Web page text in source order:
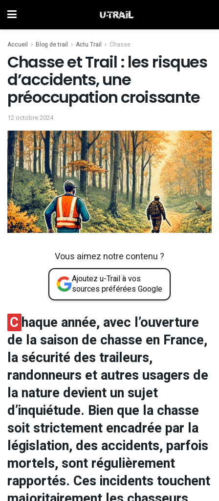
Accueil Blog de trail Actu Trail Chasse
Chasse et Trail : les risques
d’accidents, une
préoccupation croissante
12 octobre 2024
Vous aimez notre contenu ?
Ajoutez u-Trail à vos
sources préférées Google
C haque année, avec l’ouverture
de la saison de chasse en France,
la sécurité des traileurs,
randonneurs et autres usagers de
la nature devient un sujet
d’inquiétude. Bien que la chasse
soit strictement encadrée par la
législation, des accidents, parfois
mortels, sont régulièrement
rapportés. Ces incidents touchent